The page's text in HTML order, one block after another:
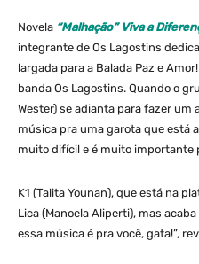
Novela “Malhação” Viva a
integrante de Os Lagostins
largada para a Balada Paz e
banda Os Lagostins. Quando o
Wester) se adianta para fazer um
música pra uma garota que está
muito difícil e é muito importante
K1 (Talita Younan), que está na
Lica (Manoela Aliperti), mas
essa música é pra você, gata!”,